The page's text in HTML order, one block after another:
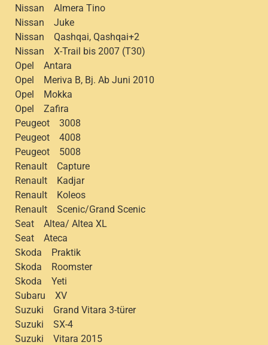
Nissan Almera Tino
Nissan Juke
Nissan Qashqai, Qashqai+2
Nissan X-Trail bis 2007 (T30)
Opel Antara
Opel Meriva B, Bj. Ab Juni 2010
Opel Mokka
Opel Zafira
Peugeot 3008
Peugeot 4008
Peugeot 5008
Renault Capture
Renault Kadjar
Renault Koleos
Renault Scenic/Grand Scenic
Seat Altea/ Altea XL
Seat Ateca
Skoda Praktik
Skoda Roomster
Skoda Yeti
Subaru XV
Suzuki Grand Vitara 3-türer
Suzuki SX-4
Suzuki Vitara 2015